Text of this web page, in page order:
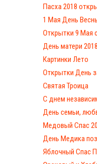
Пасха 2018
1 Мая День
Открытки 9 Мая
День матери 2018
Картинки Лето
Открытки День
Святая Троица
С днем
День семьи,
Медовый Спас
День Медика
Яблочный Спас